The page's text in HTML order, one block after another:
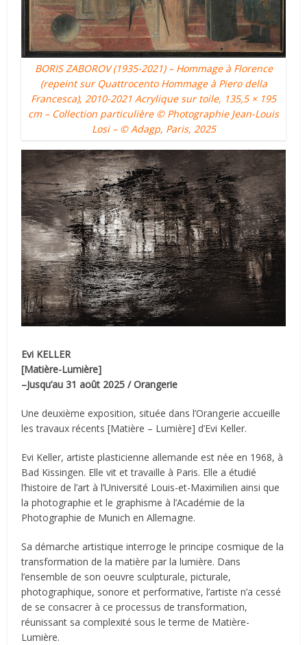
BORIS ZABOROV (1935-2021) – Hommage à Florence
(repeint sur Quattrocento Hommage à Piero della
Francesca), 2010-2021 Acrylique sur toile, 135,5 × 195
cm – Collection particulière © Photographie Jean-Louis
Losi – © Adagp, Paris, 2025
Evi KELLER
[Matière-Lumière]
–Jusqu’au 31 août 2025 / Orangerie
Une deuxième exposition, située dans l’Orangerie accueille
les travaux récents [Matière – Lumière] d’Evi Keller.
Evi Keller, artiste plasticienne allemande est née en 1968, à
Bad Kissingen. Elle vit et travaille à Paris. Elle a étudié
l’histoire de l’art à l’Université Louis-et-Maximilien ainsi que
la photographie et le graphisme à l’Académie de la
Photographie de Munich en Allemagne.
Sa démarche artistique interroge le principe cosmique de la
transformation de la matière par la lumière. Dans
l’ensemble de son oeuvre sculpturale, picturale,
photographique, sonore et performative, l’artiste n’a cessé
de se consacrer à ce processus de transformation,
réunissant sa complexité sous le terme de Matière-
Lumière.